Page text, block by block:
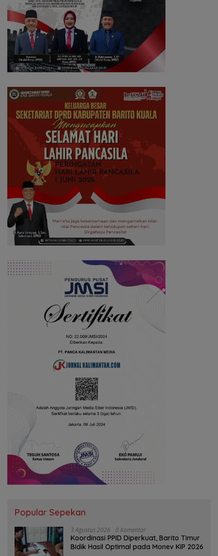
Popular Sepekan
3 Agustus 2026 0 Komentar
Koordinasi PPID Diperkuat, Barito Timur
Bidik Hasil Optimal pada Monev KIP 2026